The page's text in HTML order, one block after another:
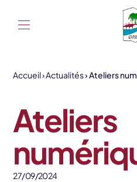
Accueil Actualités Ateliers
Ateliers
27/09/2024